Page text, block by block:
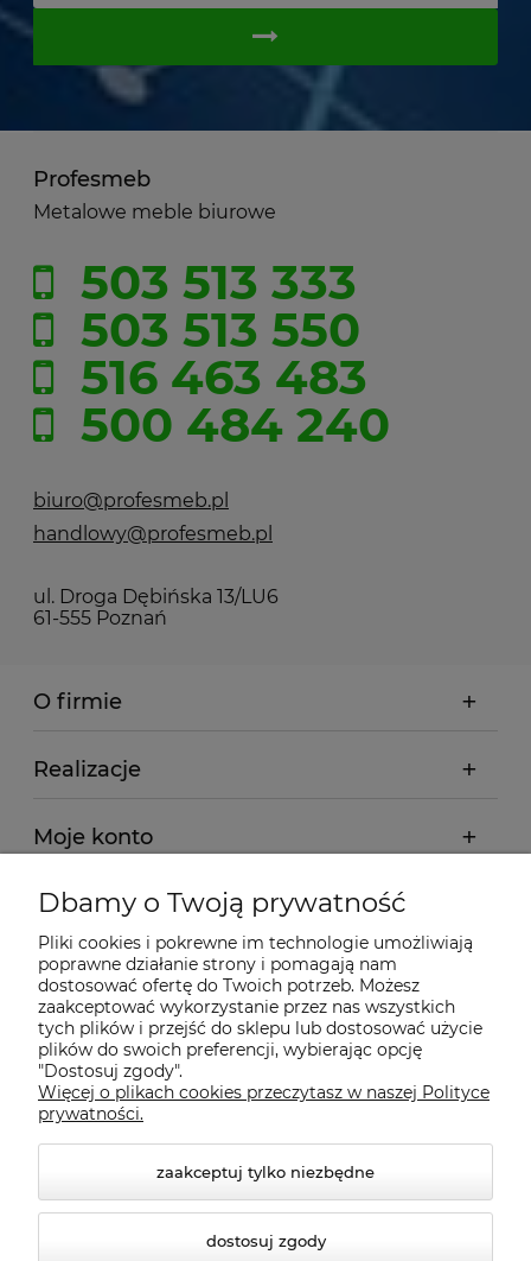
Profesmeb
Metalowe meble biurowe
503 513 333
503 513 550
516 463 483
500 484 240
biuro@profesmeb.pl
handlowy@profesmeb.pl
ul. Droga Dębińska 13/LU6
61-555 Poznań
O firmie
Realizacje
Moje konto
Regulamin
Dostawa - realizacja
Gwarancja i zwroty
Pomoc
Dbamy o Twoją prywatność
Pliki cookies i pokrewne im technologie umożliwiają
poprawne działanie strony i pomagają nam
dostosować ofertę do Twoich potrzeb. Możesz
zaakceptować wykorzystanie przez nas wszystkich
tych plików i przejść do sklepu lub dostosować użycie
plików do swoich preferencji, wybierając opcję
"Dostosuj zgody".
Więcej o plikach cookies przeczytasz w naszej Polityce
prywatności.
zaakceptuj tylko niezbędne
dostosuj zgody